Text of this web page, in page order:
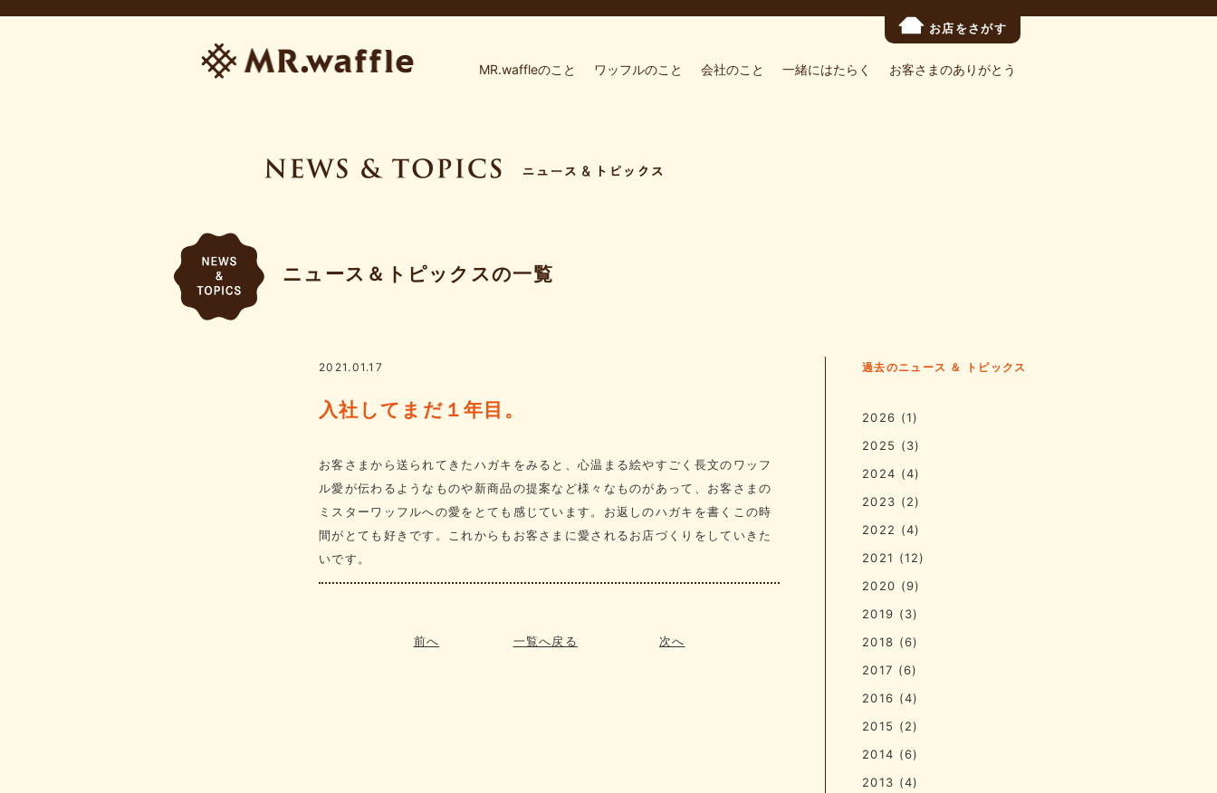
お店をさがす
MR.waffleのこと ワッフルのこと 会社のこと 一緒にはたらく お客さまのありがとう
ニュース＆トピックスの一覧
2021.01.17
入社してまだ１年目。
お客さまから送られてきたハガキをみると、心温まる絵やすごく長文のワッフ
ル愛が伝わるようなものや新商品の提案など様々なものがあって、お客さまの
ミスターワッフルへの愛をとても感じています。お返しのハガキを書くこの時
間がとても好きです。これからもお客さまに愛されるお店づくりをしていきた
いです。
前へ 一覧へ戻る 次へ
過去のニュース ＆ トピックス
2026 (1)
2025 (3)
2024 (4)
2023 (2)
2022 (4)
2021 (12)
2020 (9)
2019 (3)
2018 (6)
2017 (6)
2016 (4)
2015 (2)
2014 (6)
2013 (4)